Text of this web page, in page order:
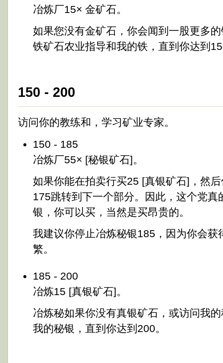
冶炼厂15× 金矿石。
如果您没有金矿石，你会闻到一股更多
铁矿石农业指导和我的铁，直到你达到
150 - 200
访问你的教练和，学习矿业专家。
150 - 185
冶炼厂55× [秘银矿石]。
如果你能在拍卖行买25 [真银矿石]，然
175跳转到下一个部分。因此，这个党真
银，你可以买，当然是买昂贵的。
我建议你​​停止冶炼秘银185，因为你会获
繁。
185 - 200
冶炼15 [真银矿石]。
冶炼秘如果你没有真银矿石，或访问我
我的秘银，直到你达到200。